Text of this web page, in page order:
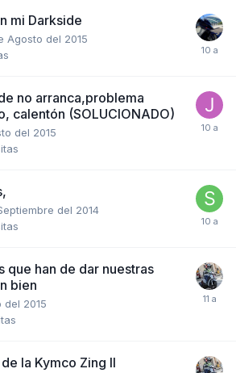
mi Darkside
Agosto del 2015
no arranca,problema
calentón (SOLUCIONADO)
del 2015
del 2014
que han de dar nuestras
bien
del 2015
la Kymco Zing II